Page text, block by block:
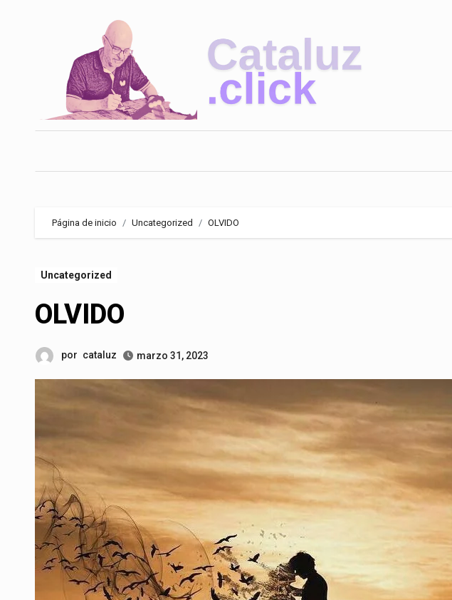
Página de inicio Uncategorized OLVIDO
Uncategorized
OLVIDO
por cataluz marzo 31, 2023